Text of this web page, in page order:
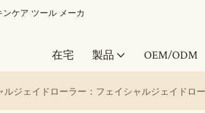
ケア ツール メーカ
在宅 製品 OEM/ODM
ジェイドローラー：フェイシャルジェイドロ